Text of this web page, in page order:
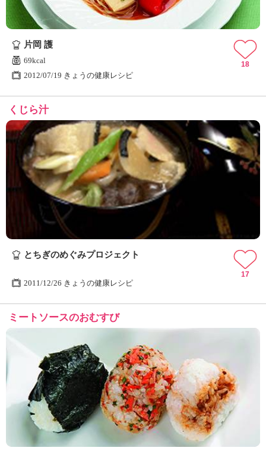
片岡 護
69kcal
2012/07/19 きょうの健康レシピ
18
くじら汁
とちぎのめぐみプロジェクト
2011/12/26 きょうの健康レシピ
17
ミートソースのおむすび